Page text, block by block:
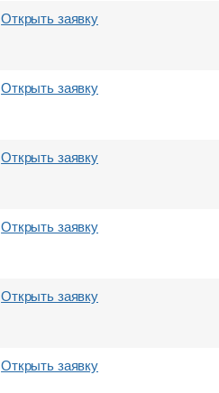
Открыть заявку
Открыть заявку
Открыть заявку
Открыть заявку
Открыть заявку
Открыть заявку